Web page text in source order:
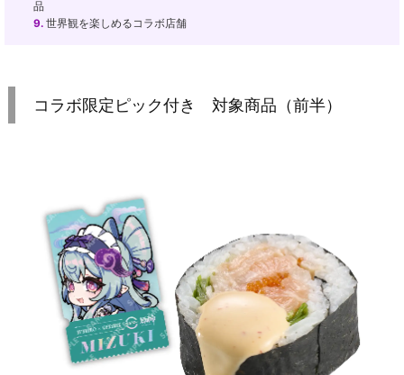
品
9. 世界観を楽しめるコラボ店舗
コラボ限定ピック付き 対象商品（前半）